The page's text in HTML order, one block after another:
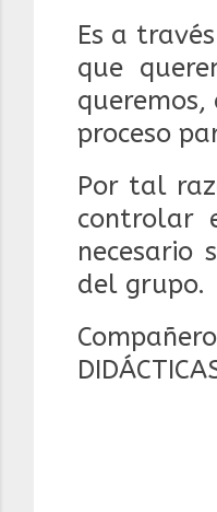
Es a
que
proceso
Por tal
controlar
necesario
del grupo.